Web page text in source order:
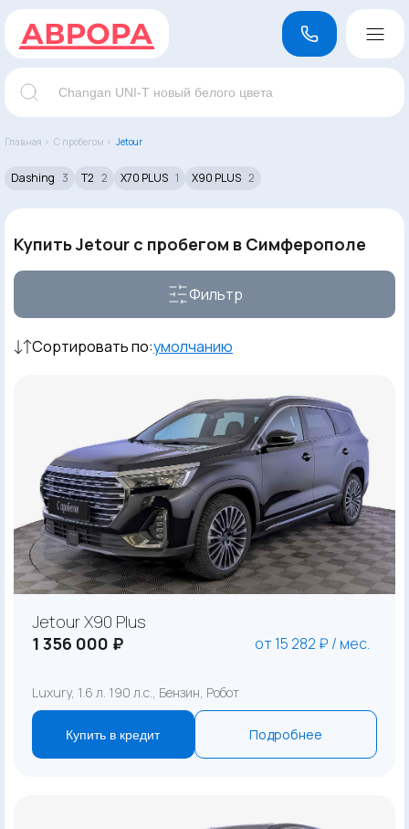
Главная › С пробегом › Jetour
Dashing 3 T2 2 X70 PLUS 1 X90 PLUS 2
Купить Jetour с пробегом в Симферополе
Фильтр
Сортировать по:умолчанию
Jetour X90 Plus
1 356 000 ₽
от 15 282 ₽ / мес.
Luxury, 1.6 л. 190 л.с., Бензин, Робот
Купить в кредит Подробнее